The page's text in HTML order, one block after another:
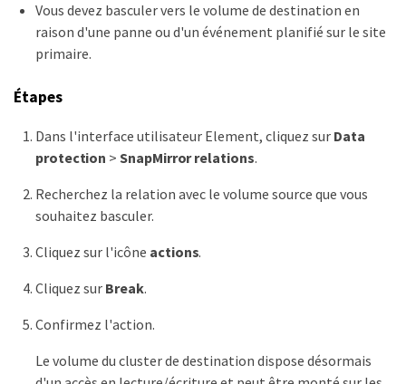
Vous devez basculer vers le volume de destination en
raison d'une panne ou d'un événement planifié sur le site
primaire.
Étapes
Dans l'interface utilisateur Element, cliquez sur Data
protection >SnapMirror relations.
Recherchez la relation avec le volume source que vous
souhaitez basculer.
Cliquez sur l'icône actions.
Cliquez sur Break.
Confirmez l'action.
Le volume du cluster de destination dispose désormais